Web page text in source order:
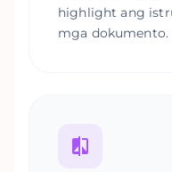
highlight ang
mga dokumento.